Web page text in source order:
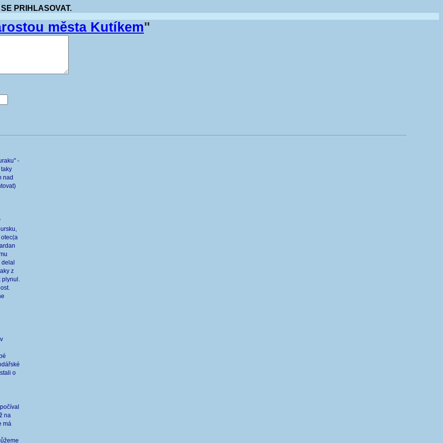
PRIHLASOVAT.
města Kutíkem"
-
nad
z
plynul.
o
na
má